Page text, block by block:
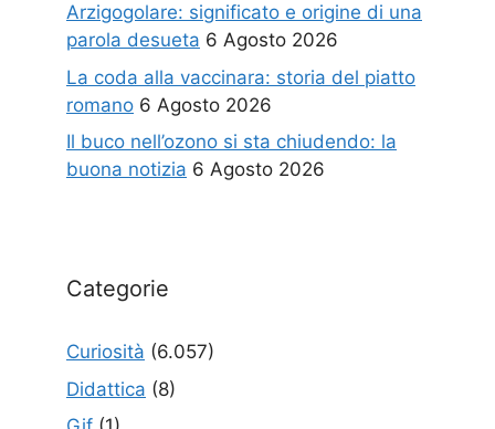
Arzigogolare: significato e origine di una
parola desueta 6 Agosto 2026
La coda alla vaccinara: storia del piatto
romano 6 Agosto 2026
Il buco nell’ozono si sta chiudendo: la
buona notizia 6 Agosto 2026
Categorie
Curiosità (6.057)
Didattica (8)